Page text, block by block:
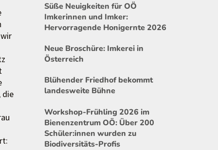
die
Süße Neuigkeiten für OÖ
Imkerinnen und Imker:
Hervorragende Honigernte 2026
Neue Broschüre: Imkerei in
Österreich
Blühender Friedhof bekommt
landesweite Bühne
Workshop-Frühling 2026 im
Bienenzentrum OÖ: Über 200
Schüler:innen wurden zu
Biodiversitäts-Profis